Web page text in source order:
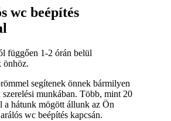
wc beépítés
függően 1-2 órán belül
önhöz.
segítenek önnek bármilyen
munkában. Több, mint 20
a hátunk mögött állunk az Ön
wc beépítés kapcsán.